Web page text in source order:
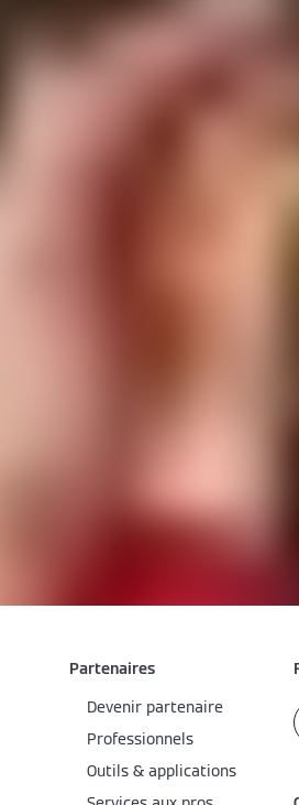
Partenaires
Devenir partenaire
Professionnels
Outils & applications